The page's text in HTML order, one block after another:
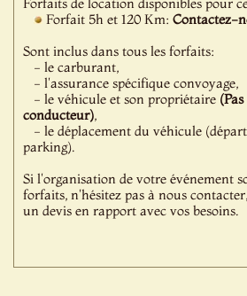
Forfait 5h et 120 Km:Contactez-
Sont inclus dans tous les forfaits:
- le carburant,
- l'assurance spécifique convoyage,
- le véhicule et son propriétaire
conducteur),
- le déplacement du véhicule
parking).
Si l'organisation de votre événement
forfaits, n'hésitez pas à nous
un devis en rapport avec vos besoins.